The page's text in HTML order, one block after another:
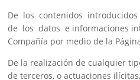
De los contenidos
de los datos e informaciones
Compañía por medio de la
De la realización de cualquier
de terceros, o actuaciones